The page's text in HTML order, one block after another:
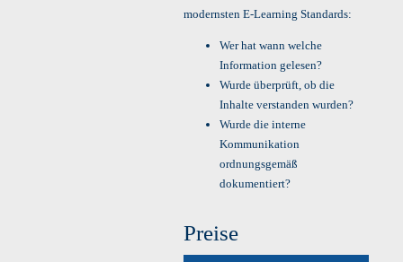
modernsten E-Learning Standards:
Wer hat wann welche
Information gelesen?
Wurde überprüft, ob die
Inhalte verstanden wurden?
Wurde die interne
Kommunikation
ordnungsgemäß
dokumentiert?
Preise